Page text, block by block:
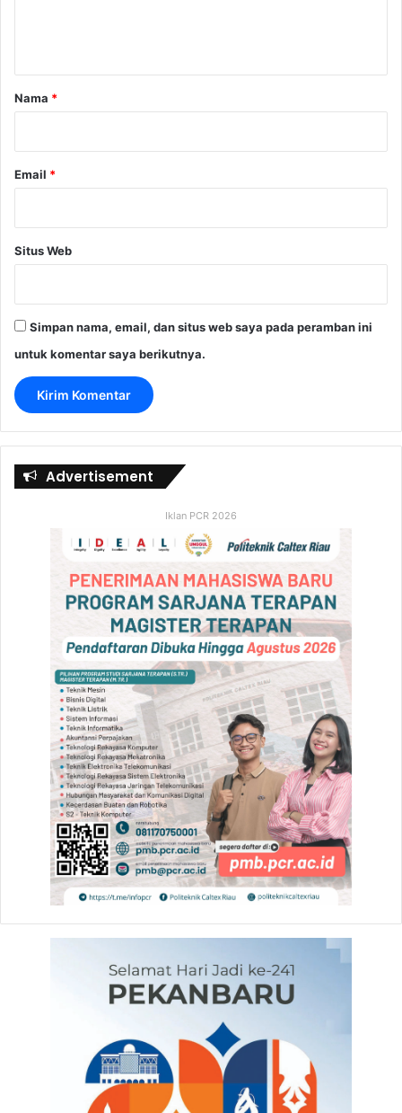
rNama *
Email *
Situs Web
Simpan nama, email, dan situs web saya pada peramban ini
untuk komentar saya berikutnya.
Advertisement
Iklan PCR 2026